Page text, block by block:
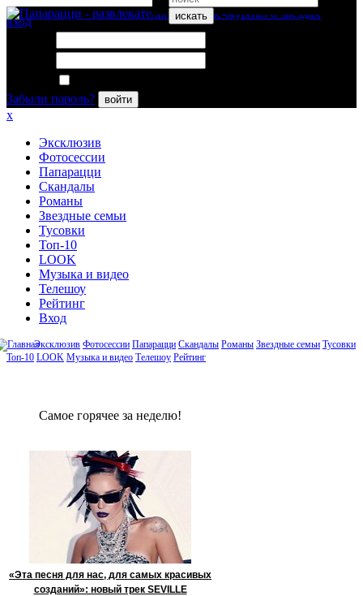
искать
вход
Забыли пароль?
войти
x
Эксклюзив
Фотосессии
Папарацци
Скандалы
Романы
Звездные семьи
Тусовки
Топ-10
LOOK
Музыка и видео
Телешоу
Рейтинг
Вход
Эксклюзив Фотосессии Папарацци Скандалы Романы Звездные семьи Тусовки
Топ-10 LOOK Музыка и видео Телешоу Рейтинг
Сaмое гoрячее за неделю!
«Эта песня для нас, для самых красивых
созданий»: новый трек SEVILLE